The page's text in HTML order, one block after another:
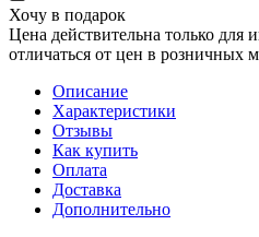
Хочу в подарок
Цена действительна только для
отличаться от цен в розничных
Описание
Характеристики
Отзывы
Как купить
Оплата
Доставка
Дополнительно